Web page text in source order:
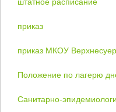
приказ
приказ МКОУ
Положение по лагерю
Санитарно-